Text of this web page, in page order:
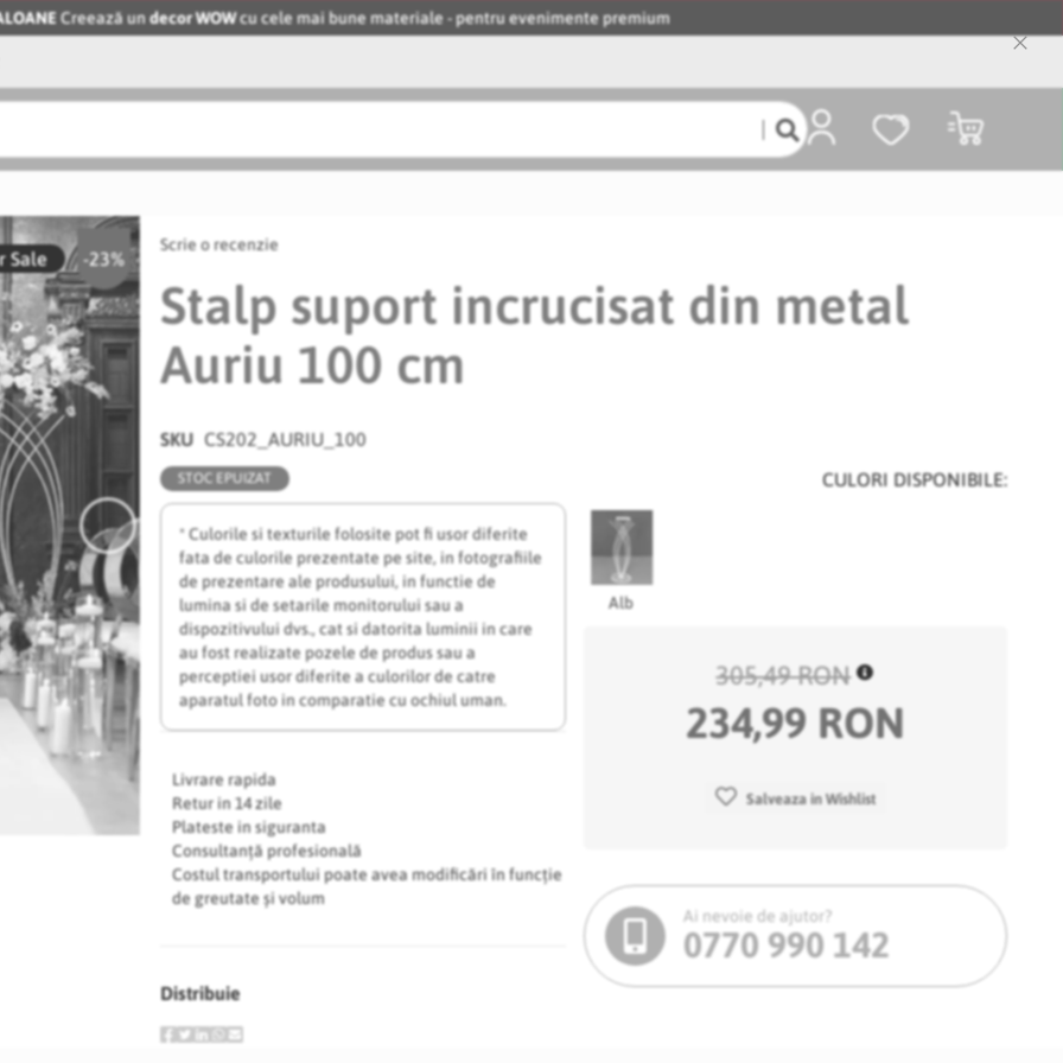
Creează undecor WOWcu cele mai bune materiale - pentru evenimente premium
Coșul meu
-23%
Sale
Scrie o recenzie
Stalp suport incrucisat din metal
Auriu 100 cm
SKU CS202_AURIU_100
STOC EPUIZAT
* Culorile si texturile folosite pot fi usor diferite
fata de culorile prezentate pe site, in fotografiile
de prezentare ale produsului, in functie de
lumina si de setarile monitorului sau a
dispozitivului dvs., cat si datorita luminii in care
au fost realizate pozele de produs sau a
perceptiei usor diferite a culorilor de catre
aparatul foto in comparatie cu ochiul uman.
Livrare rapida
Retur in 14 zile
Plateste in siguranta
Consultanță profesională
Costul transportului poate avea modificări în funcție
de greutate și volum
Distribuie
CULORI DISPONIBILE:
Alb
305,49 RON
234,99 RON
Salveaza in Wishlist
Ai nevoie de ajutor?
0770 990 142